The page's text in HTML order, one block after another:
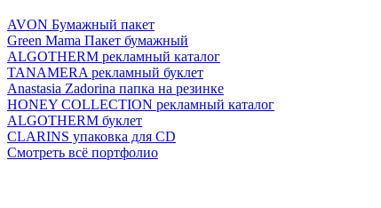
AVON Бумажный пакет
Green Mama Пакет бумажный
ALGOTHERM рекламный каталог
TANAMERA рекламный буклет
Anastasia Zadorina папка на резинке
HONEY COLLECTION рекламный каталог
ALGOTHERM буклет
CLARINS упаковка для CD
Смотреть всё портфолио